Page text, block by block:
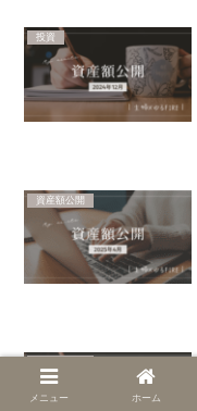
投資
資産額公開
メニュー ホーム